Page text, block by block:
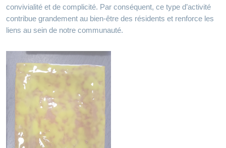
convivialité et de complicité. Par conséquent, ce type d’activité
contribue grandement au bien-être des résidents et renforce les
liens au sein de notre communauté.